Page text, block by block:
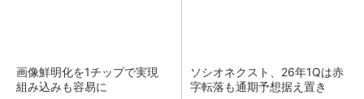
画像鮮明化を1チップで実現
組み込みも容易に
ソシオネクスト、26年1Qは赤
字転落も通期予想据え置き